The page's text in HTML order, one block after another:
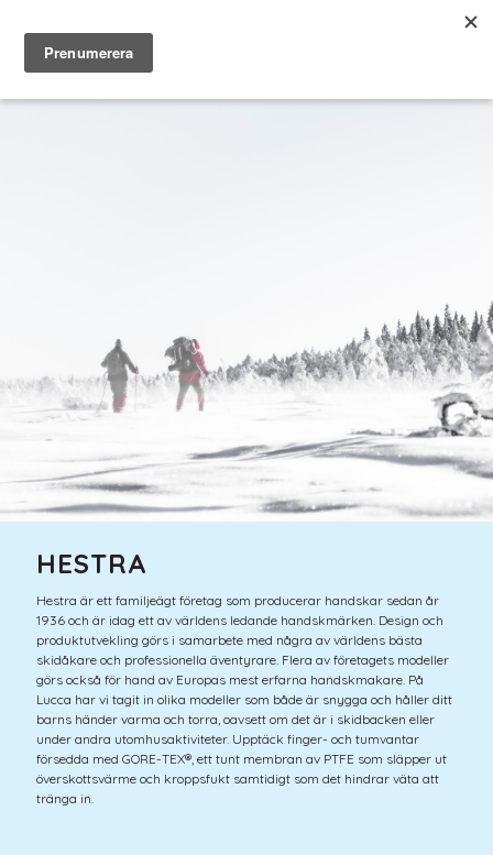
HESTRA
Hestra är ett familjeägt företag som producerar handskar sedan år
1936 och är idag ett av världens ledande handskmärken. Design och
produktutvekling görs i samarbete med några av världens bästa
skidåkare och professionella äventyrare. Flera av företagets modeller
görs också för hand av Europas mest erfarna handskmakare. På
Lucca har vi tagit in olika modeller som både är snygga och håller ditt
barns händer varma och torra, oavsett om det är i skidbacken eller
under andra utomhusaktiviteter. Upptäck finger- och tumvantar
försedda med GORE-TEX®, ett tunt membran av PTFE som släpper ut
överskottsvärme och kroppsfukt samtidigt som det hindrar väta att
tränga in.